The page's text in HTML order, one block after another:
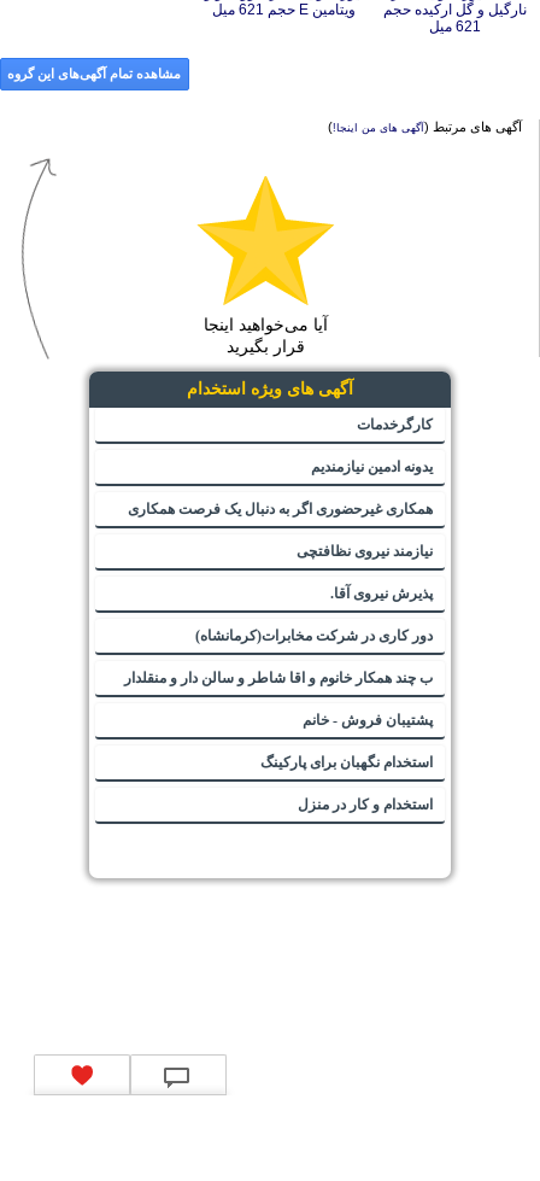
621 میل
ویتامین E حجم 621 میل
مشاهده تمام آگهی‌های این گروه
آگهی های مرتبط (آگهی های من اینجا!)
آیا می‌خواهید اینجا
قرار بگیرید
آگهی های ویژه استخدام
کارگرخدمات
یدونه ادمین نیازمندیم
همکاری غیرحضوری اگر به دنبال یک فرصت همکاری
نیازمند نیروی نظافتچی
پذیرش نیروی آقا.
دور کاری در شرکت مخابرات(کرمانشاه)
ب چند همکار خانوم و اقا شاطر و سالن دار و منقلدار
پشتیبان فروش - خانم
استخدام نگهبان برای پارکینگ
استخدام و کار در منزل